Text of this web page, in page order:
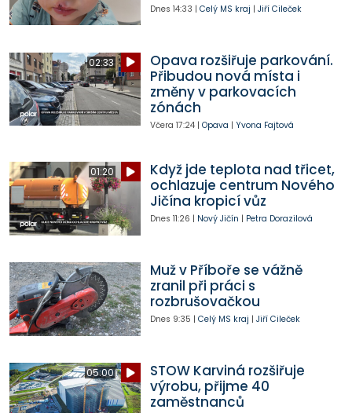
Dnes 14:33 | Celý MS kraj | Jiří Cileček
02:33
Opava rozšiřuje parkování.
Přibudou nová místa i
změny v parkovacích
zónách
Včera 17:24| Opava | Yvona Fajtová
01:20
Když jde teplota nad třicet,
ochlazuje centrum Nového
Jičína kropicí vůz
Dnes 11:26 | Nový Jičín | Petra Dorazilová
Muž v Příboře se vážně
zranil při práci s
rozbrušovačkou
Dnes 9:35 | Celý MS kraj | Jiří Cileček
05:00
STOW Karviná rozšiřuje
výrobu, přijme 40
zaměstnanců